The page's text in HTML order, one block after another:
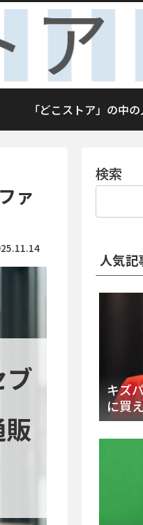
「どこストア」の中
ァ
ブ
検索
人気記
キズ
に買
ソン
所ま